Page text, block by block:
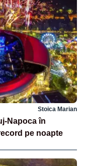
Stoica Marian
Napoca în
pe noapte